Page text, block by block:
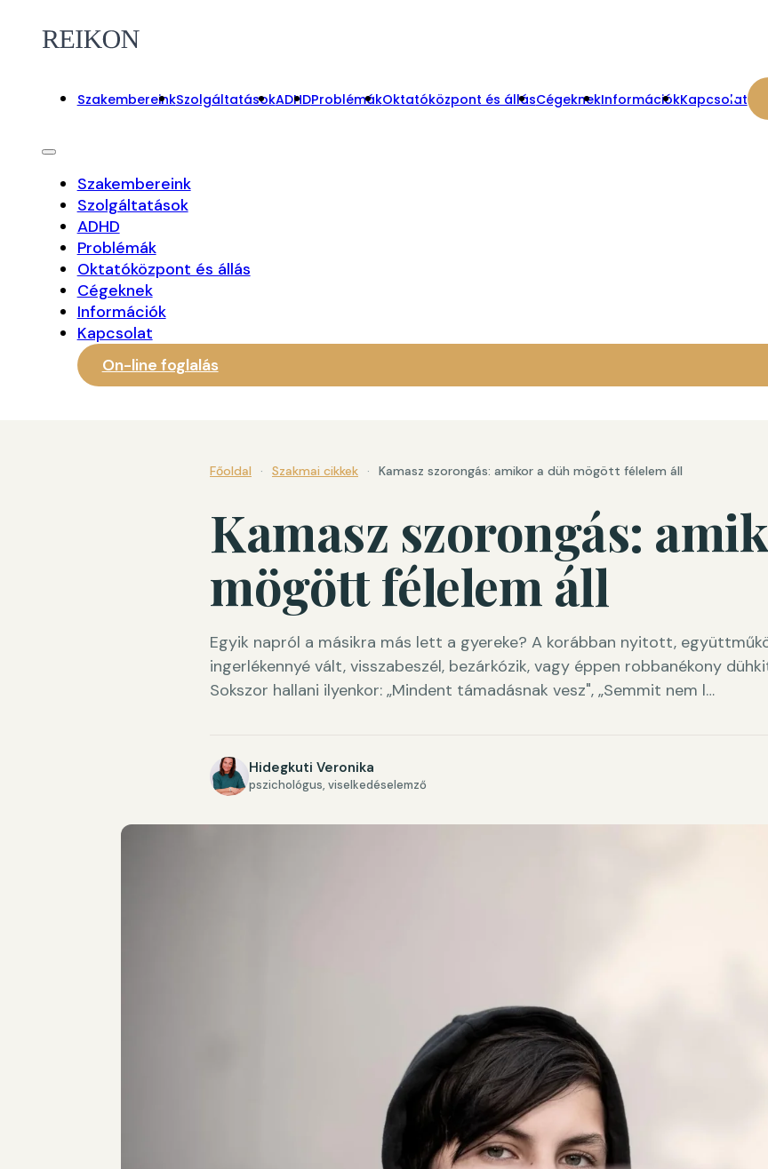
SzakembereinkSzolgáltatásokADHDProblémákOktatóközpont és állásCégeknekInformációkKapcsolat
Szakembereink
Szolgáltatások
ADHD
Problémák
Oktatóközpont és állás
Cégeknek
Információk
Kapcsolat
On-line foglalás
Főoldal · Szakmai cikkek · Kamasz szorongás: amikor a düh mögött félelem áll
Kamasz szorongás:
mögött félelem áll
Egyik napról a másikra más lett a gyereke? A korábban nyitott,
ingerlékennyé vált, visszabeszél, bezárkózik, vagy éppen robbanékony
Sokszor hallani ilyenkor: „Mindent támadásnak vesz", „Semmit nem l…
Hidegkuti Veronika
pszichológus, viselkedéselemző